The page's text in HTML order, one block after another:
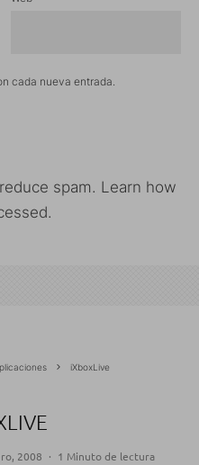
cada nueva entrada.
spam. Learn how
iXboxLive
2008 · 1 Minuto de lectura